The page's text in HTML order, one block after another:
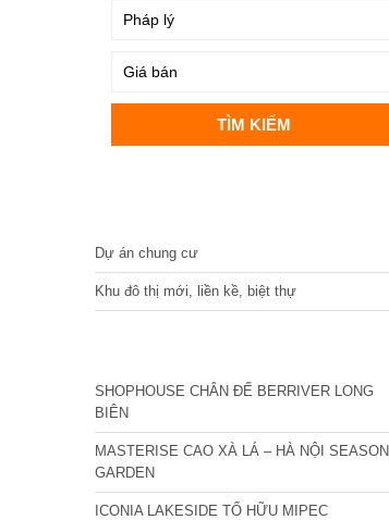
Dự án chung cư
Khu đô thị mới, liền kề, biệt thự
SHOPHOUSE CHÂN ĐẾ BERRIVER LONG
BIÊN
MASTERISE CAO XÀ LÁ – HÀ NỘI SEASON
GARDEN
ICONIA LAKESIDE TỐ HỮU MIPEC